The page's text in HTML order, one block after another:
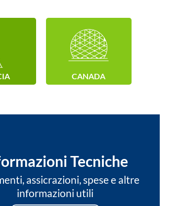
CANADA
Tecniche
assicrazioni, spese e altre
informazioni utili